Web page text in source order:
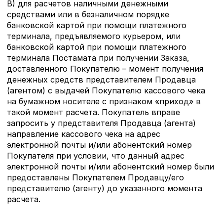
В) для расчетов наличными денежными
средствами или в безналичном порядке
банковской картой при помощи платежного
терминала, предъявляемого курьером, или
банковской картой при помощи платежного
терминала Постамата при получении Заказа,
доставленного Покупателю – момент получения
денежных средств представителем Продавца
(агентом) с выдачей Покупателю кассового чека
на бумажном носителе с признаком «приход» в
такой момент расчета. Покупатель вправе
запросить у представителя Продавца (агента)
направление кассового чека на адрес
электронной почты и/или абонентский номер
Покупателя при условии, что данный адрес
электронной почты и/или абонентский номер были
предоставлены Покупателем Продавцу/его
представителю (агенту) до указанного момента
расчета.